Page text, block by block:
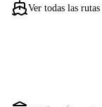
Ver todas las